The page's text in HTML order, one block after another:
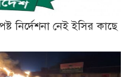
নির্দেশনা নেই ইসির কাছে